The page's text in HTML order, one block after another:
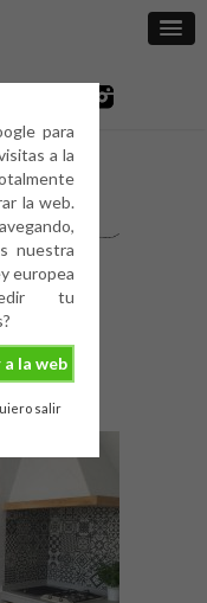
para
a la
la web.
nuestra
europea
tu
la web
salir